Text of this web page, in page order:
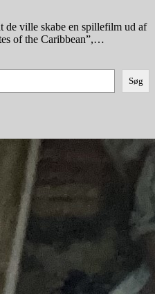
de ville skabe en spillefilm ud af
of the Caribbean”,…
Søg